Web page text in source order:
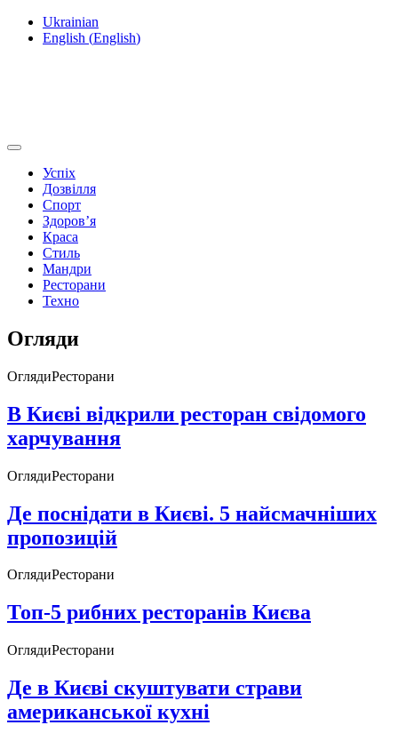
Ukrainian
English (English)
Успіх
Дозвілля
Спорт
Здоров’я
Краса
Стиль
Мандри
Ресторани
Техно
Огляди
ОглядиРесторани
В Києві відкрили ресторан свідомого
харчування
ОглядиРесторани
Де поснідати в Києві. 5 найсмачніших
пропозицій
ОглядиРесторани
Топ-5 рибних ресторанів Києва
ОглядиРесторани
Де в Києві скуштувати страви
американської кухні